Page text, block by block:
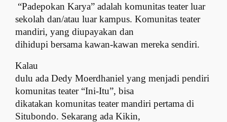
“Padepokan Karya” adalah komunitas teater luar
sekolah dan/atau luar kampus. Komunitas teater
mandiri, yang diupayakan dan
dihidupi bersama kawan-kawan mereka sendiri.
Kalau
dulu ada Dedy Moerdhaniel yang menjadi pendiri
komunitas teater “Ini-Itu”, bisa
dikatakan komunitas teater mandiri pertama di
Situbondo. Sekarang ada Kikin,